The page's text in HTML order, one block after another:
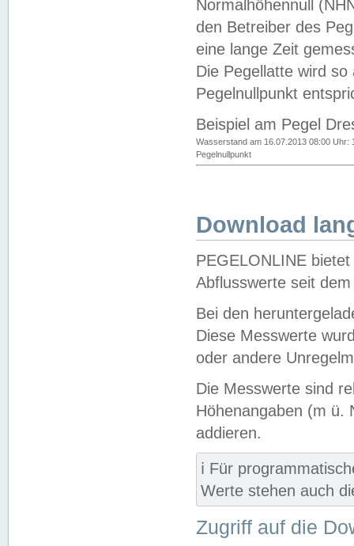
Normalhöhennull
den Betreiber des
eine lange Zeit
Die Pegellatte wird
Pegelnullpunkt
Beispiel am Pegel
Wasserstand am 16.07.2013 08:00 Uhr:
Pegelnullpunkt
Download
PEGELONLINE
Abflusswerte seit
Bei den
Diese Messwerte
oder andere
Die Messwerte sind
Höhenangaben (m ü.
addieren.
ℹ️ Für
Werte stehen auch
Zugriff auf die